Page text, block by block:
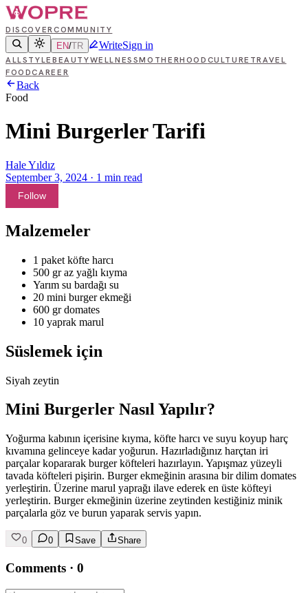
DISCOVERCOMMUNITY
EN/TR WriteSign in
ALLSTYLE BEAUTYWELLNESSMOTHERHOOD CULTURE TRAVEL
FOODCAREER
Back
Food
Mini Burgerler Tarifi
Hale Yıldız
September 3, 2024 · 1 min read
Follow
Malzemeler
1 paket köfte harcı
500 gr az yağlı kıyma
Yarım su bardağı su
20 mini burger ekmeği
600 gr domates
10 yaprak marul
Süslemek için
Siyah zeytin
Mini Burgerler Nasıl Yapılır?
Yoğurma kabının içerisine kıyma, köfte harcı ve suyu koyup harç
kıvamına gelinceye kadar yoğurun. Hazırladığınız harçtan iri
parçalar kopararak burger köfteleri hazırlayın. Yapışmaz yüzeyli
tavada köfteleri pişirin. Burger ekmeğinin arasına bir dilim domates
yerleştirin. Üzerine marul yaprağı ilave ederek en üste köfteyi
yerleştirin. Burger ekmeğinin üzerine zeytinden kestiğiniz minik
parçalarla göz ve burun yaparak servis yapın.
0 0 Save Share
Comments · 0